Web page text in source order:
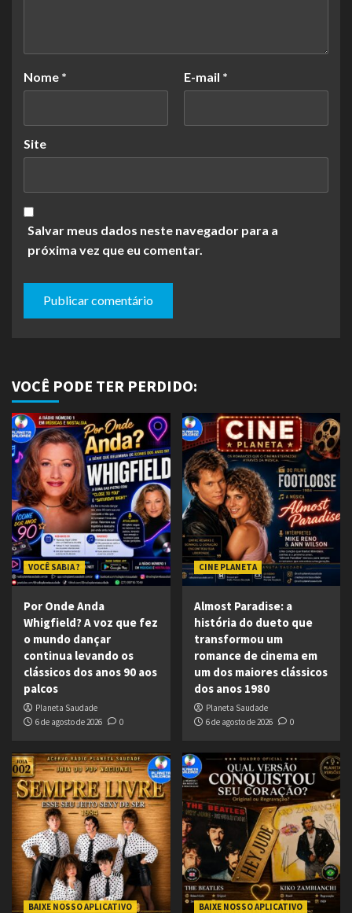
Nome * E-mail *
Site
Salvar meus dados neste navegador para a
próxima vez que eu comentar.
VOCÊ PODE TER PERDIDO:
VOCÊ SABIA ?
Por Onde Anda
Whigfield? A voz que fez
o mundo dançar
continua levando os
clássicos dos anos 90 aos
palcos
Planeta Saudade
6 de agosto de 2026
0
CINE PLANETA
Almost Paradise: a
história do dueto que
transformou um
romance de cinema em
um dos maiores clássicos
dos anos 1980
Planeta Saudade
6 de agosto de 2026
0
BAIXE NOSSO APLICATIVO BAIXE NOSSO APLICATIVO